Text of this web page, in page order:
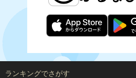
ランキングでさがす